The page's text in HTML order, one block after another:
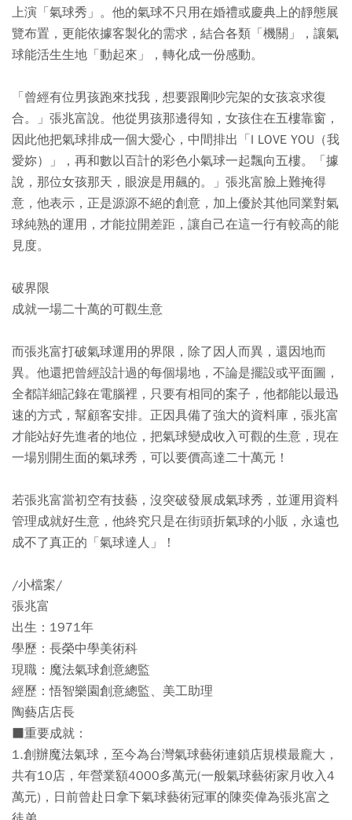
上演「氣球秀」。他的氣球不只用在婚禮或慶典上的靜態展
覽布置，更能依據客製化的需求，結合各類「機關」，讓氣
球能活生生地「動起來」，轉化成一份感動。
「曾經有位男孩跑來找我，想要跟剛吵完架的女孩哀求復
合。」張兆富說。他從男孩那邊得知，女孩住在五樓靠窗，
因此他把氣球排成一個大愛心，中間排出「I LOVE YOU（我
愛妳）」，再和數以百計的彩色小氣球一起飄向五樓。「據
說，那位女孩那天，眼淚是用飆的。」張兆富臉上難掩得
意，他表示，正是源源不絕的創意，加上優於其他同業對氣
球純熟的運用，才能拉開差距，讓自己在這一行有較高的能
見度。
破界限
成就一場二十萬的可觀生意
而張兆富打破氣球運用的界限，除了因人而異，還因地而
異。他還把曾經設計過的每個場地，不論是擺設或平面圖，
全都詳細記錄在電腦裡，只要有相同的案子，他都能以最迅
速的方式，幫顧客安排。正因具備了強大的資料庫，張兆富
才能站好先進者的地位，把氣球變成收入可觀的生意，現在
一場別開生面的氣球秀，可以要價高達二十萬元！
若張兆富當初空有技藝，沒突破發展成氣球秀，並運用資料
管理成就好生意，他終究只是在街頭折氣球的小販，永遠也
成不了真正的「氣球達人」！
/小檔案/
張兆富
出生：1971年
學歷：長榮中學美術科
現職：魔法氣球創意總監
經歷：悟智樂園創意總監、美工助理
陶藝店店長
■重要成就：
1.創辦魔法氣球，至今為台灣氣球藝術連鎖店規模最龐大，
共有10店，年營業額4000多萬元(一般氣球藝術家月收入4
萬元)，日前曾赴日拿下氣球藝術冠軍的陳奕偉為張兆富之